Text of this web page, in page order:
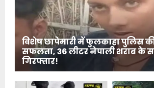
विशेष छापेमारी में फुलकाहा पुलिस
सफलता, 36 लीटर नेपाली शराब के
गिरफ्तार!